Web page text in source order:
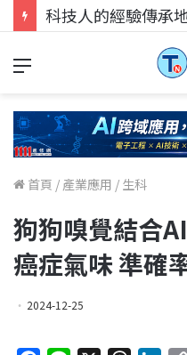
首頁 / 產業應用 / 生科
狗狗嗅覺結合
癌症氣味 準確
2024-12-25